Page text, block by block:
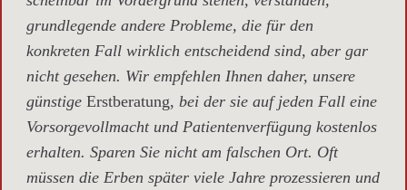
grundlegende andere Probleme, die für den
konkreten Fall wirklich entscheidend sind, aber gar
nicht gesehen. Wir empfehlen Ihnen daher, unsere
günstige Erstberatung, bei der sie auf jeden Fall eine
Vorsorgevollmacht und Patientenverfügung kostenlos
erhalten. Sparen Sie nicht am falschen Ort. Oft
müssen die Erben später viele Jahre prozessieren und